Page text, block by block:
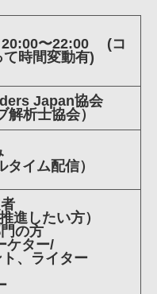
20:00〜22:00 (コ
時間変動有)
Japan協会
析士協会）
タイム配信）
進したい方）
の方
ケター/
ト、ライター